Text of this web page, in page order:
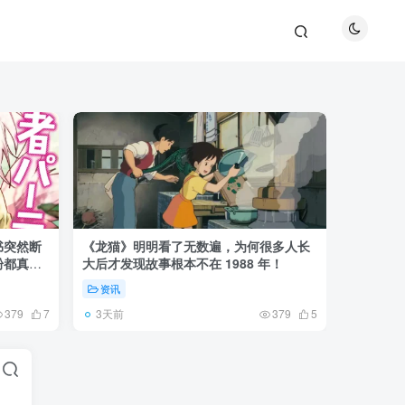
突然断
真慌
379 7
《龙猫》明明看了无数遍，为何很多人长
大后才发现故事根本不在 1988 年！
资讯
3天前 379 5